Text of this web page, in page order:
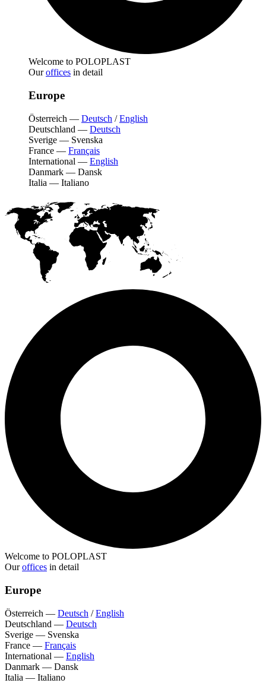
Welcome to POLOPLAST
Ouroffices in detail
Europe
Österreich — Deutsch /English
Deutschland — Deutsch
Sverige — Svenska
France — Français
International — English
Danmark — Dansk
Italia — Italiano
Welcome to POLOPLAST
Ouroffices in detail
Europe
Österreich — Deutsch /English
Deutschland — Deutsch
Sverige — Svenska
France — Français
International — English
Danmark — Dansk
Italia — Italiano